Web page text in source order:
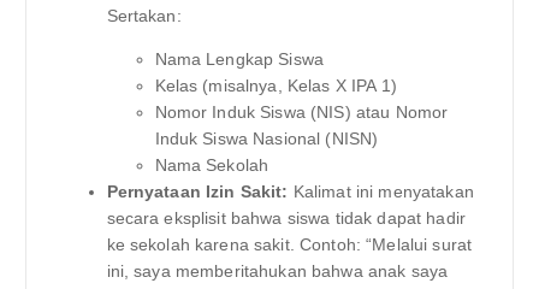
Sertakan:
Nama Lengkap Siswa
Kelas (misalnya, Kelas X IPA 1)
Nomor Induk Siswa (NIS) atau Nomor
Induk Siswa Nasional (NISN)
Nama Sekolah
Pernyataan Izin Sakit: Kalimat ini menyatakan
secara eksplisit bahwa siswa tidak dapat hadir
ke sekolah karena sakit. Contoh: “Melalui surat
ini, saya memberitahukan bahwa anak saya